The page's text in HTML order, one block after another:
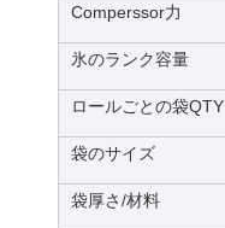
Comperssor力
氷のランク容量
ロールごとの袋QTY
袋のサイズ
袋厚さ/材料